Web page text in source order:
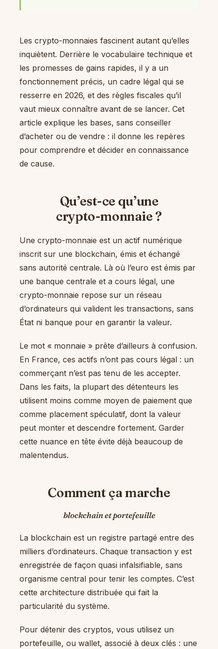
Les crypto-monnaies fascinent autant qu’elles
inquiètent. Derrière le vocabulaire technique et
les promesses de gains rapides, il y a un
fonctionnement précis, un cadre légal qui se
resserre en 2026, et des règles fiscales qu’il
vaut mieux connaître avant de se lancer. Cet
article explique les bases, sans conseiller
d’acheter ou de vendre : il donne les repères
pour comprendre et décider en connaissance
de cause.
Qu’est-ce qu’une
crypto-monnaie ?
Une crypto-monnaie est un actif numérique
inscrit sur une blockchain, émis et échangé
sans autorité centrale. Là où l’euro est émis par
une banque centrale et a cours légal, une
crypto-monnaie repose sur un réseau
d’ordinateurs qui valident les transactions, sans
État ni banque pour en garantir la valeur.
Le mot « monnaie » prête d’ailleurs à confusion.
En France, ces actifs n’ont pas cours légal : un
commerçant n’est pas tenu de les accepter.
Dans les faits, la plupart des détenteurs les
utilisent moins comme moyen de paiement que
comme placement spéculatif, dont la valeur
peut monter et descendre fortement. Garder
cette nuance en tête évite déjà beaucoup de
malentendus.
Comment ça marche
blockchain et portefeuille
La blockchain est un registre partagé entre des
milliers d’ordinateurs. Chaque transaction y est
enregistrée de façon quasi infalsifiable, sans
organisme central pour tenir les comptes. C’est
cette architecture distribuée qui fait la
particularité du système.
Pour détenir des cryptos, vous utilisez un
portefeuille, ou wallet, associé à deux clés : une